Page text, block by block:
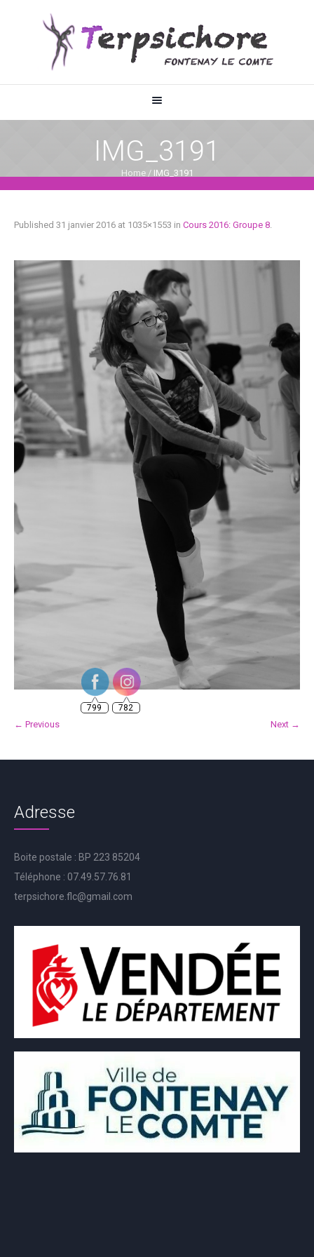
IMG_3191
Home / IMG_3191
Published 31 janvier 2016 at 1035×1553 in Cours 2016: Groupe 8.
← Previous Next →
Adresse
Boite postale : BP 223 85204
Téléphone : 07.49.57.76.81
terpsichore.flc@gmail.com
782